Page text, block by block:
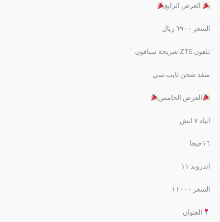
العرض الرابع
السعر ٦٩٠٠ ريال
تلفون ZTE شريحة سبافون
منفذ شحن تايب سي
العرض الخامس
ايباد ٧ انش
١٦جيجا
اندرويد ١١
السعر ١١٠٠٠
العنوان